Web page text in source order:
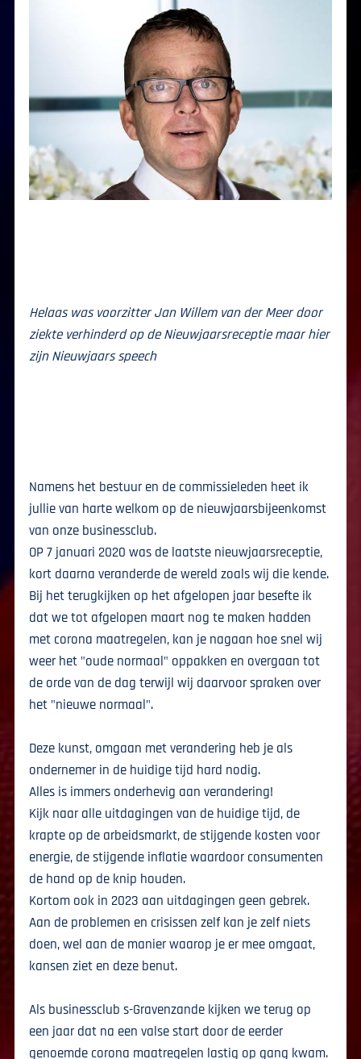
Helaas was voorzitter Jan Willem van der Meer door
ziekte verhinderd op de Nieuwjaarsreceptie maar hier
zijn Nieuwjaars speech
Namens het bestuur en de commissieleden heet ik
jullie van harte welkom op de nieuwjaarsbijeenkomst
van onze businessclub.
OP 7 januari 2020 was de laatste nieuwjaarsreceptie,
kort daarna veranderde de wereld zoals wij die kende.
Bij het terugkijken op het afgelopen jaar besefte ik
dat we tot afgelopen maart nog te maken hadden
met corona maatregelen, kan je nagaan hoe snel wij
weer het "oude normaal" oppakken en overgaan tot
de orde van de dag terwijl wij daarvoor spraken over
het "nieuwe normaal".
Deze kunst, omgaan met verandering heb je als
ondernemer in de huidige tijd hard nodig.
Alles is immers onderhevig aan verandering!
Kijk naar alle uitdagingen van de huidige tijd, de
krapte op de arbeidsmarkt, de stijgende kosten voor
energie, de stijgende inflatie waardoor consumenten
de hand op de knip houden.
Kortom ook in 2023 aan uitdagingen geen gebrek.
Aan de problemen en crisissen zelf kan je zelf niets
doen, wel aan de manier waarop je er mee omgaat,
kansen ziet en deze benut.
Als businessclub s-Gravenzande kijken we terug op
een jaar dat na een valse start door de eerder
genoemde corona maatregelen lastig op gang kwam.